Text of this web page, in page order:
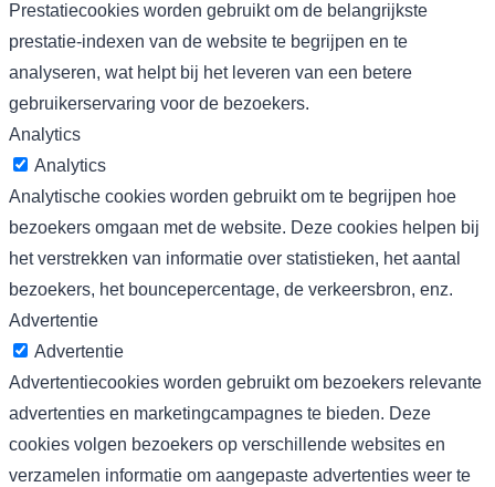
Prestatiecookies worden gebruikt om de belangrijkste
prestatie-indexen van de website te begrijpen en te
analyseren, wat helpt bij het leveren van een betere
gebruikerservaring voor de bezoekers.
Analytics
Analytics
Analytische cookies worden gebruikt om te begrijpen hoe
bezoekers omgaan met de website. Deze cookies helpen bij
het verstrekken van informatie over statistieken, het aantal
bezoekers, het bouncepercentage, de verkeersbron, enz.
Advertentie
Advertentie
Advertentiecookies worden gebruikt om bezoekers relevante
advertenties en marketingcampagnes te bieden. Deze
cookies volgen bezoekers op verschillende websites en
verzamelen informatie om aangepaste advertenties weer te